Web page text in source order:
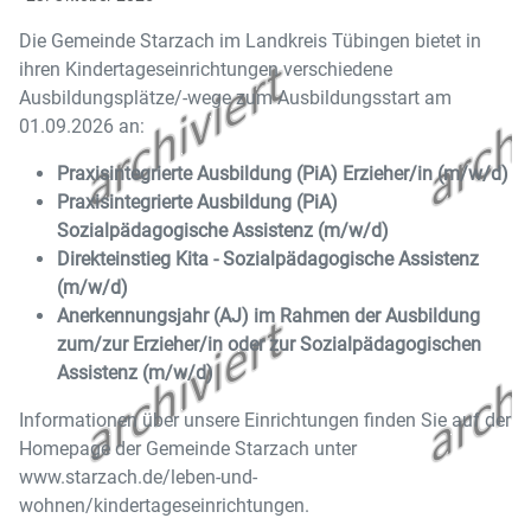
Die Gemeinde Starzach im Landkreis Tübingen bietet in
ihren Kindertageseinrichtungen verschiedene
Ausbildungsplätze/-wege zum Ausbildungsstart am
01.09.2026 an:
Praxisintegrierte Ausbildung (PiA) Erzieher/in (m/w/d)
Praxisintegrierte Ausbildung (PiA)
Sozialpädagogische Assistenz (m/w/d)
Direkteinstieg Kita - Sozialpädagogische Assistenz
(m/w/d)
Anerkennungsjahr (AJ) im Rahmen der Ausbildung
zum/zur Erzieher/in oder zur Sozialpädagogischen
Assistenz (m/w/d)
Informationen über unsere Einrichtungen finden Sie auf der
Homepage der Gemeinde Starzach unter
www.starzach.de/leben-und-
wohnen/kindertageseinrichtungen.